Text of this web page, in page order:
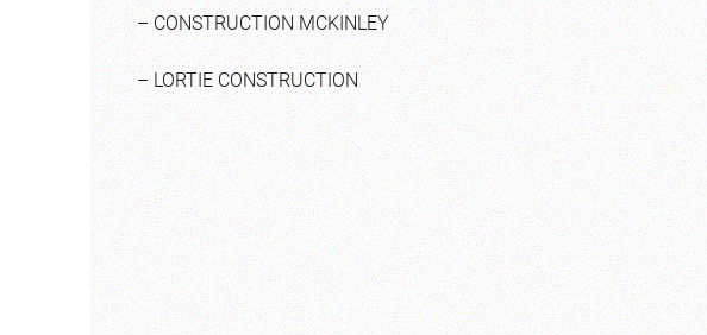
– CONSTRUCTION MCKINLEY
– LORTIE CONSTRUCTION